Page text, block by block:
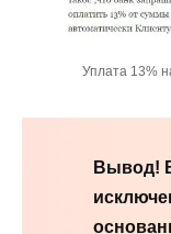
Уплата 13%
Вывод!